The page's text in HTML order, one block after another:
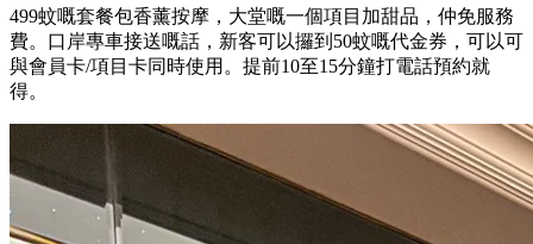
499蚊嘅套餐包香薰按摩，大堂嘅一個項目加甜品，仲免服務
費。口岸專車接送嘅話，新客可以攞到50蚊嘅代金券，可以可
與會員卡/項目卡同時使用。提前10至15分鐘打電話預約就
得。